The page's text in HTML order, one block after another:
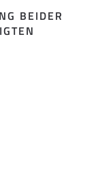
BEIDER